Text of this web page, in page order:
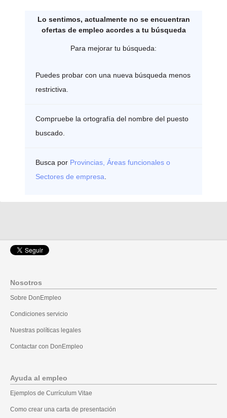
Lo sentimos, actualmente no se encuentran
ofertas de empleo acordes a tu búsqueda
Para mejorar tu búsqueda:
Puedes probar con una nueva búsqueda menos
restrictiva.
Compruebe la ortografía del nombre del puesto
buscado.
Busca por Provincias, Áreas funcionales o
Sectores de empresa
Nosotros
Sobre DonEmpleo
Condiciones servicio
Nuestras políticas legales
Contactar con DonEmpleo
Ayuda al empleo
Ejemplos de Currículum Vitae
Como crear una carta de presentación